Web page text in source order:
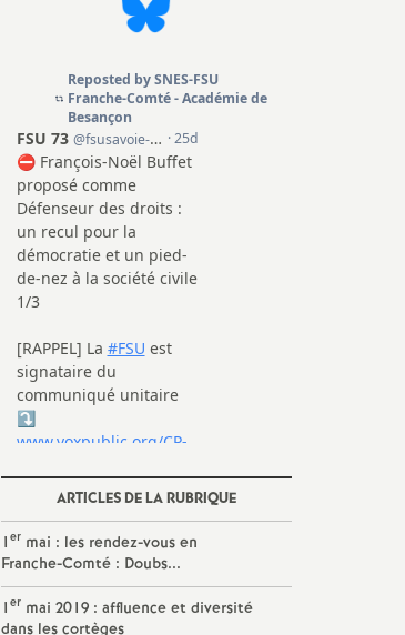
ARTICLES DE LA RUBRIQUE
1ermai : les rendez-vous en
Franche-Comté : Doubs...
1ermai 2019 : affluence et diversité
dans les cortèges